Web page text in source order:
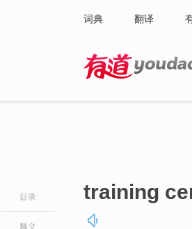
词典 翻译
目录
释义
training